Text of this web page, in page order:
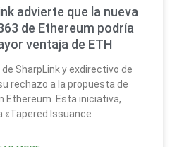
advierte que la nueva
de Ethereum podría
ventaja de ETH
SharpLink y exdirectivo de
rechazo a la propuesta de
Ethereum. Esta iniciativa,
«Tapered Issuance